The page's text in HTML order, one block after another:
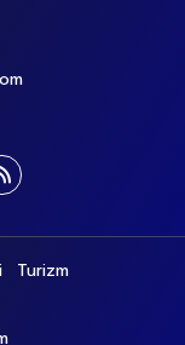
Turizm